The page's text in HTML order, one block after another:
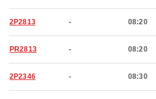
2P2813 - 08:20
PR2813 - 08:20
2P2346 - 08:30